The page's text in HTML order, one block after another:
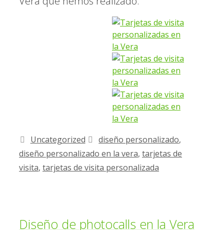
Uncategorized diseño personalizado,
diseño personalizado en la vera, tarjetas de
visita, tarjetas de visita personalizada
Diseño de photocalls en la Vera